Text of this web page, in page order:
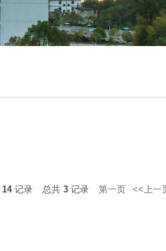
14记录 总共 3 记录 第一页 <<上一